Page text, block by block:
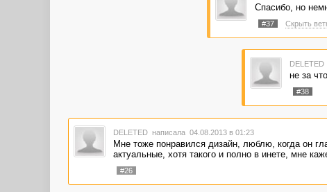
этого - что-то вроде
должна сквозить в
должны быть
Спасибо, но
#37 Скрыть
DELETED
не за
#38
DELETED написала 04.08.2013 в 01:23
Мне тоже понравился дизайн, люблю, когда он
актуальные, хотя такого и полно в инете, мне
#26